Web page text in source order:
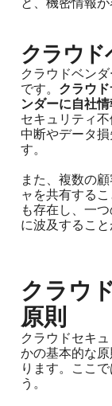
クラウド
クラウドベン
です。 クラウ
ンダーに自社
セキュリティ
中断やデータ
す。
また、複数の
ャを共有する
も存在し、一
に波及すること
クラウ
原則
クラウドセキ
かの基本的な
ります。ここ
う。